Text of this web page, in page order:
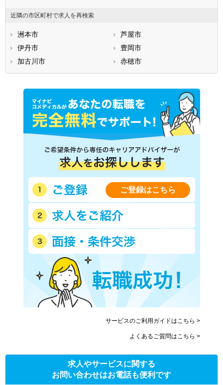
近隣の市区町村で求人を再検索
洲本市
芦屋市
伊丹市
豊岡市
加古川市
赤穂市
ご登録はこちら
サービスのご利用ガイドはこちら >
よくあるご質問はこちら >
求人やサービスに関する
お問い合わせはお電話も便利です